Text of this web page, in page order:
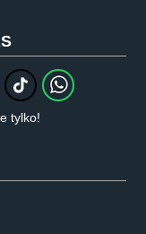
tylko!